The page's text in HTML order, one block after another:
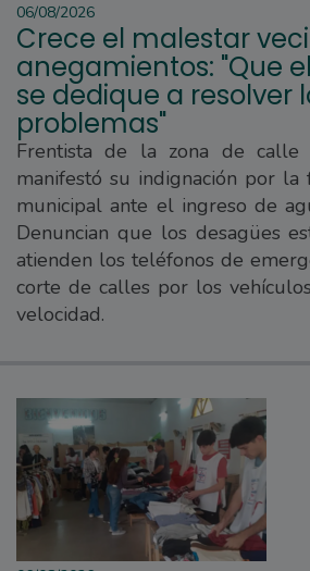
06/08/2026
Crece el malestar
anegamientos: "Que
se dedique a resolver
problemas"
Frentista de la zona de
manifestó su indignación por la
municipal ante el ingreso de
Denuncian que los desagües
atienden los teléfonos de
corte de calles por los
velocidad.